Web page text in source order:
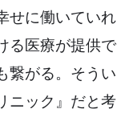
せに働いていれ
る医療が提供で
繋がる。そうい
ニック』だと考